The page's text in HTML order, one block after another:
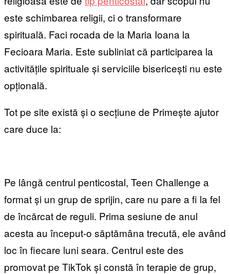
este schimbarea religii, ci o transformare
spirituală. Faci rocada de la Maria Ioana la
Fecioara Maria. Este subliniat că participarea la
activitățile spirituale și serviciile bisericești nu este
opțională.
Tot pe site există și o secțiune de Primește ajutor
care duce la:
Pe lângă centrul penticostal, Teen Challenge a
format și un grup de sprijin, care nu pare a fi la fel
de încărcat de reguli. Prima sesiune de anul
acesta au început-o săptămâna trecută, ele având
loc în fiecare luni seara. Centrul este des
promovat pe TikTok și constă în terapie de grup,